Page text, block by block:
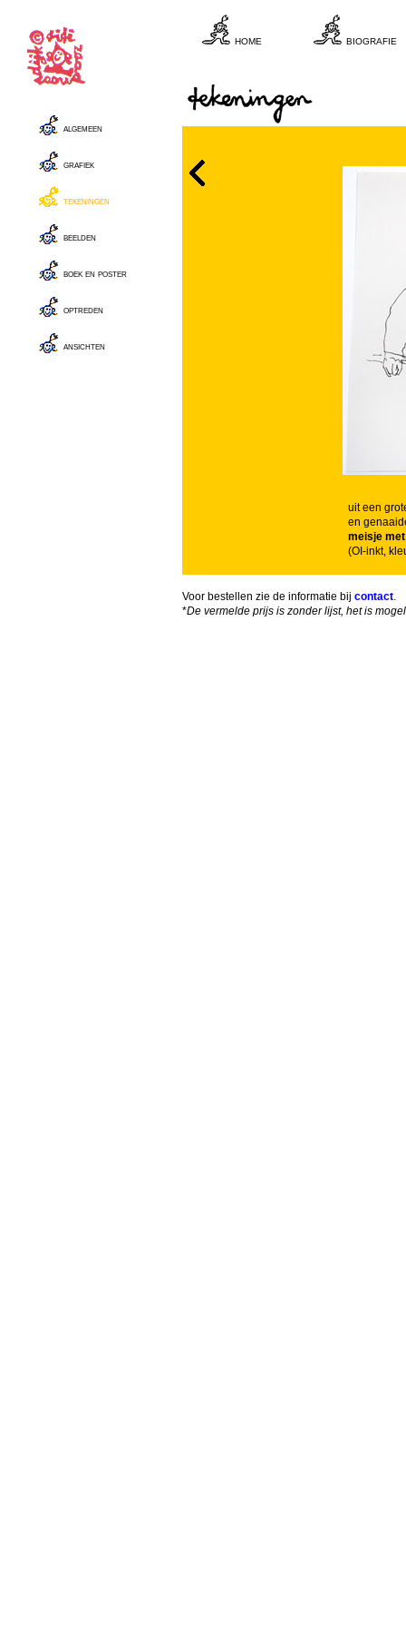
uit een
en
meisje
(OI-inkt,
Voor bestellen zie de informatie bij contact.
*De vermelde prijs is zonder lijst, het is